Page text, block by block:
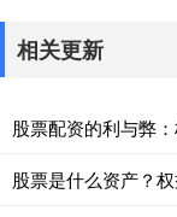
相关更新
股票配资的利与弊
股票是什么资产？